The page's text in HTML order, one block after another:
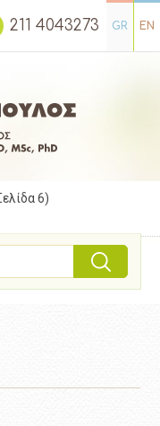
GR EN
211 4043273
6)